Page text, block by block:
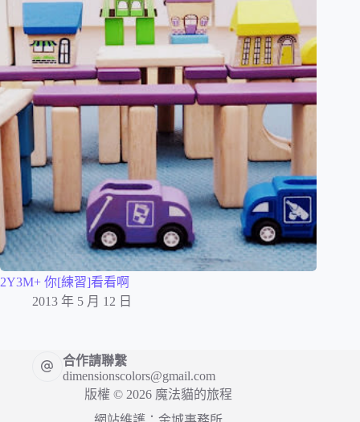
2Y3M+ 你[練習]看看啊
2013 年 5 月 12 日
合作請聯繫
dimensionscolors@gmail.com
版權 © 2026 魔法貓的旅程